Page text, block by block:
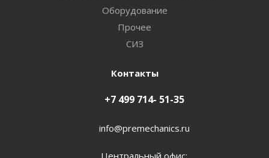
Оборудование
Прочее
СИЗ
Контакты
+7 499 714- 51-35
info@premechanics.ru
Центральный офис: